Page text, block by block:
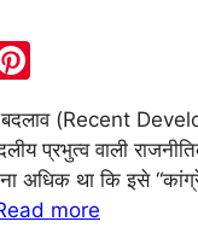
er
e
st
बदलाव (Recent
प्रभुत्व वाली
अधिक था कि इसे
more